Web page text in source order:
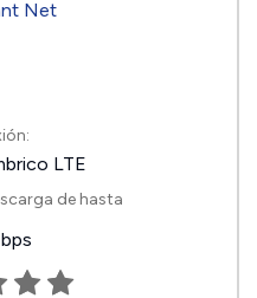
LTE
de hasta